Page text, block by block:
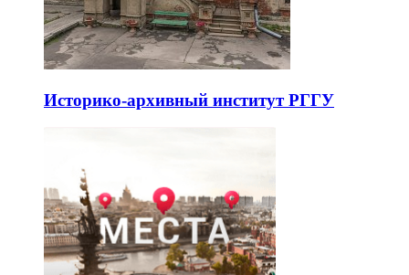
Историко-архивный институт РГГУ